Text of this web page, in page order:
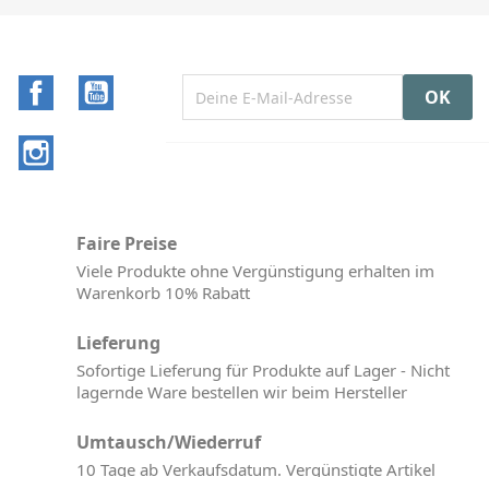
Facebook
Faire Preise
Viele Produkte ohne Vergünstigung erhalten im
Warenkorb 10% Rabatt
Lieferung
Sofortige Lieferung für Produkte auf Lager - Nicht
lagernde Ware bestellen wir beim Hersteller
Umtausch/Wiederruf
10 Tage ab Verkaufsdatum. Vergünstigte Artikel